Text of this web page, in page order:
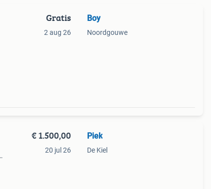
Gratis
2 aug 26
Boy
Noordgouwe
€ 1.500,00
20 jul 26
Piek
De Kiel